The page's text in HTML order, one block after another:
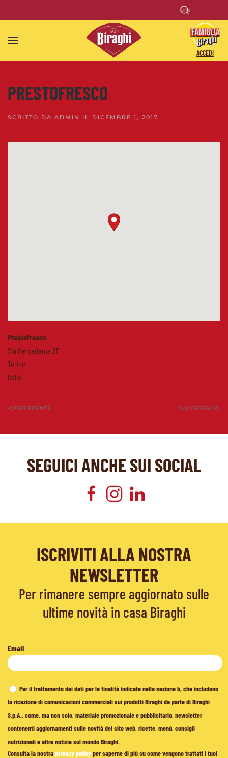
Skip to main content
ACCEDI
PRESTOFRESCO
SCRITTO DA ADMIN IL DICEMBRE 1, 2017.
Prestofresco
Via Mercadante 3F
Torino
Italia
PRECEDENTE SUCCESSIVO
SEGUICI ANCHE SUI SOCIAL
ISCRIVITI ALLA NOSTRA
NEWSLETTER
Per rimanere sempre aggiornato sulle
ultime novità in casa Biraghi
Email
Per il trattamento dei dati per le finalità indicate nella sezione b, che includono
la ricezione di comunicazioni commerciali sui prodotti Biraghi da parte di Biraghi
S.p.A., come, ma non solo, materiale promozionale e pubblicitario, newsletter
contenenti aggiornamenti sulle novità del sito web, ricette, menù, consigli
nutrizionali e altre notizie sul mondo Biraghi.
Consulta la nostraprivacy policyper saperne di più su come vengono trattati i tuoi